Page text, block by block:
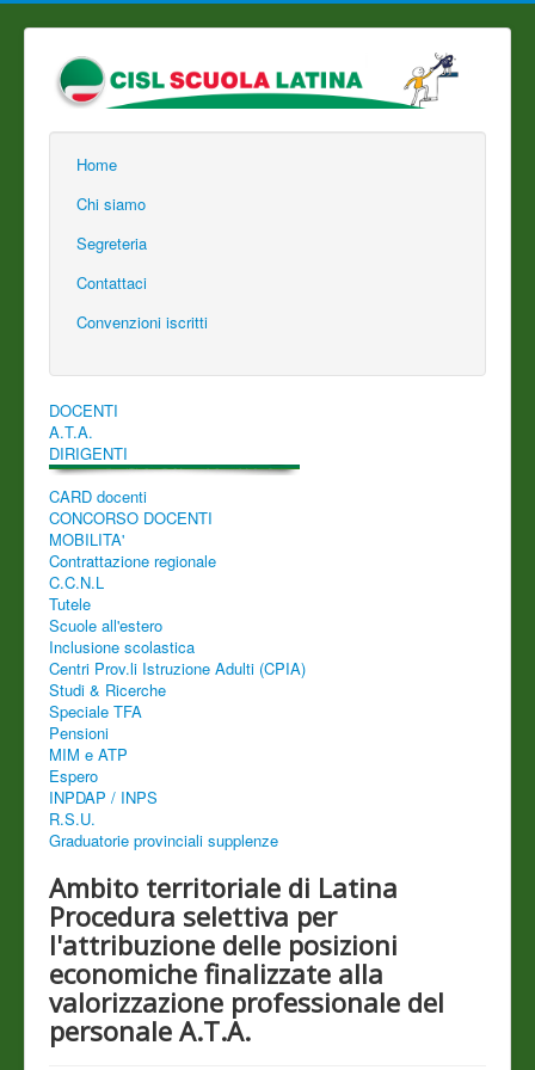
Home
Chi siamo
Segreteria
Contattaci
Convenzioni iscritti
DOCENTI
A.T.A.
DIRIGENTI
CARD docenti
CONCORSO DOCENTI
MOBILITA'
Contrattazione regionale
C.C.N.L
Tutele
Scuole all'estero
Inclusione scolastica
Centri Prov.li Istruzione Adulti (CPIA)
Studi & Ricerche
Speciale TFA
Pensioni
MIM e ATP
Espero
INPDAP / INPS
R.S.U.
Graduatorie provinciali supplenze
Ambito territoriale di Latina
Procedura selettiva per
l'attribuzione delle posizioni
economiche finalizzate alla
valorizzazione professionale del
personale A.T.A.